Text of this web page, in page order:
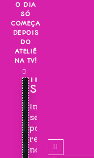
Skip
content
O DIA
SÓ
COMEÇA
DEPOIS
DO
ATELIÊ
NA TV!
INSCREVA-
SE!
Inscreva-
se
para
receber
novidades!